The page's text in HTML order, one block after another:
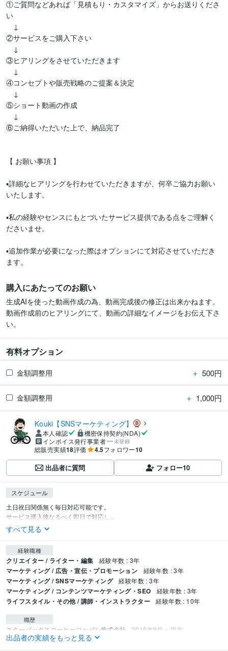
①ご質問などあれば「見積もり・カスタマイズ」からお送りくださ
い
↓
②サービスをご購入下さい
↓
③ヒアリングをさせていただきます
↓
④コンセプトや販売戦略のご提案＆決定
↓
⑤ショート動画の作成
↓
⑥ご納得いただいた上で、納品完了
【 お願い事項 】
▪︎詳細なヒアリングを行わせていただきますが、何卒ご協力お願い
いたします。
▪︎私の経験やセンスにもとづいたサービス提供である点をご理解く
ださいませ。
▪︎追加作業が必要になった際はオプションにて対応させていただき
購入にあたってのお願い
生成AIを使った動画作成の為、動画完成後の修正は出来かねます。
動画作成前のヒアリングにて、動画の詳細なイメージをお伝え下さ
い。
有料オプション
金額調整用 ＋ 500円
金額調整用 ＋ 1,000円
Kouki【SNSマーケティング】
本人確認
機密保持契約(NDA)
インボイス発行事業者
未登録
総販売実績18評価 4.5フォロワー10
出品者に質問 フォロー10
スケジュール
土日祝日関係無く毎日対応可能です。
サービス購入後なるべく即日で対応し...
すべて見る
経験職種
クリエイター / ライター・編集 経験年数 : 3年
マーケティング / 広告・宣伝・プロモーション 経験年数 : 3年
マーケティング / SNSマーケティング 経験年数 : 3年
マーケティング / コンテンツマーケティング・SEO 経験年数 : 3年
ライフスタイル・その他 / 講師・インストラクター 経験年数 : 10年
職歴
スターバックスコーヒージャパン株式会社 2019年9月 ~ 現在
株式会社ルネサンス 2012年1月 ~ 2018年8月
出品者の実績をもっと見る